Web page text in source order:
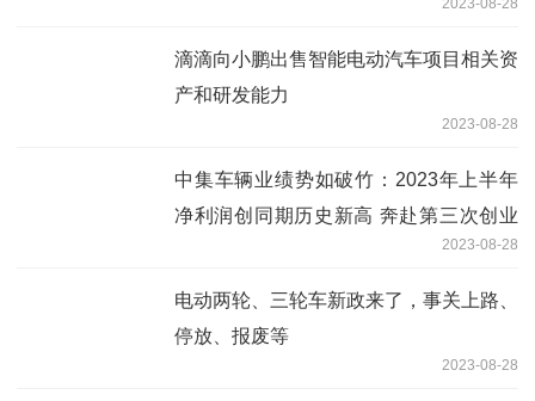
滴滴向小鹏出售智能电动汽车项目相关资
产和研发能力
2023-08-28
中集车辆业绩势如破竹：2023年上半年
净利润创同期历史新高 奔赴第三次创业
2023-08-28
电动两轮、三轮车新政来了，事关上路、
停放、报废等
2023-08-28